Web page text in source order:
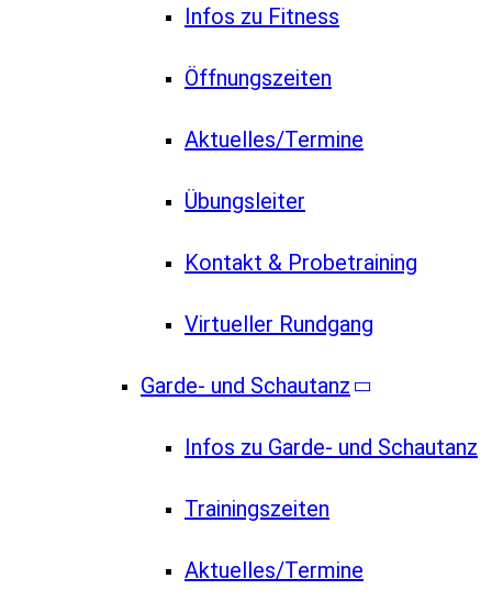
Infos zu Fitness
Öffnungszeiten
Aktuelles/Termine
Übungsleiter
Kontakt & Probetraining
Virtueller Rundgang
Garde- und Schautanz
Infos zu Garde- und Schautanz
Trainingszeiten
Aktuelles/Termine